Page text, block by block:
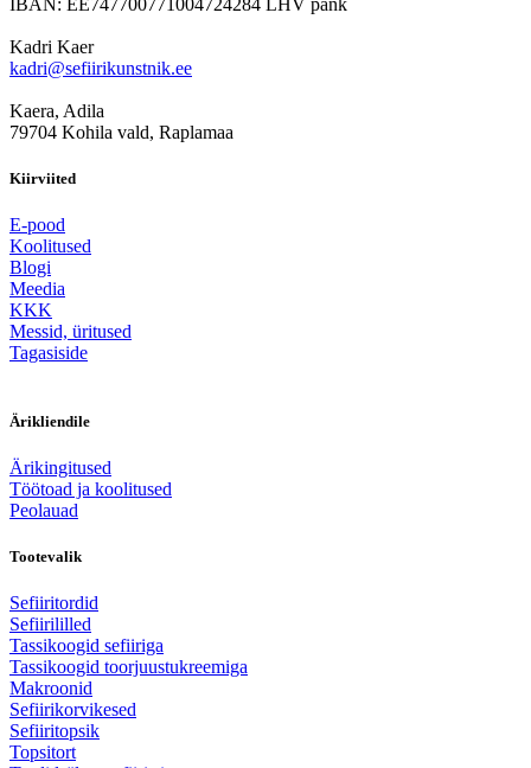
IBAN: EE747700771004724284 LHV pank
Kadri Kaer
kadri@sefiirikunstnik.ee
Kaera, Adila
79704 Kohila vald, Raplamaa
Kiirviited
E-pood
Koolitused
Blogi
Meedia
KKK
Messid, üritused
Tagasiside
Ärikliendile
Ärikingitused
Töötoad ja koolitused
Peolauad
Tootevalik
Sefiiritordid
Sefiirililled
Tassikoogid sefiiriga
Tassikoogid toorjuustukreemiga
Makroonid
Sefiirikorvikesed
Sefiiritopsik
Topsitort